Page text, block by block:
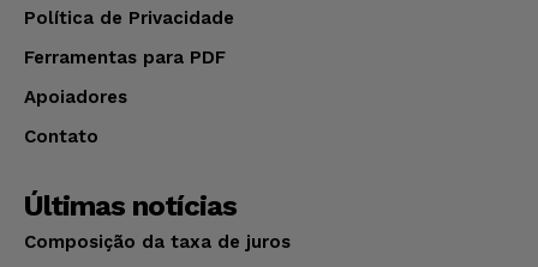
Política de Privacidade
Ferramentas para PDF
Apoiadores
Contato
Últimas notícias
Composição da taxa de juros